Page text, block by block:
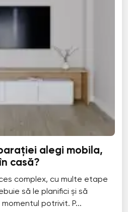
alegi mobila,
casă?
complex, cu multe etape
să le planifici și să
potrivit. P...